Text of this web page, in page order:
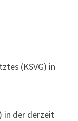
(KSVG) in
in der derzeit